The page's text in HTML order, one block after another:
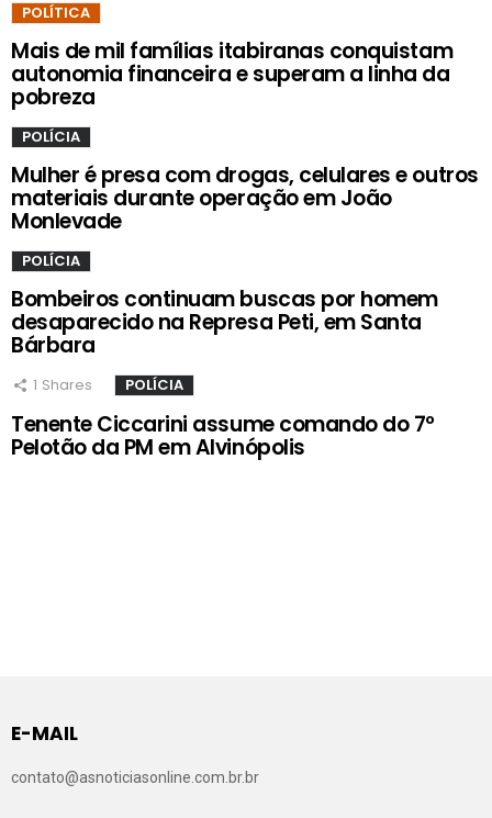
POLÍTICA
Mais de mil famílias itabiranas conquistam
autonomia financeira e superam a linha da
pobreza
POLÍCIA
Mulher é presa com drogas, celulares e outros
materiais durante operação em João
Monlevade
POLÍCIA
Bombeiros continuam buscas por homem
desaparecido na Represa Peti, em Santa
Bárbara
1 Shares POLÍCIA
Tenente Ciccarini assume comando do 7º
Pelotão da PM em Alvinópolis
E-MAIL
contato@asnoticiasonline.com.br.br